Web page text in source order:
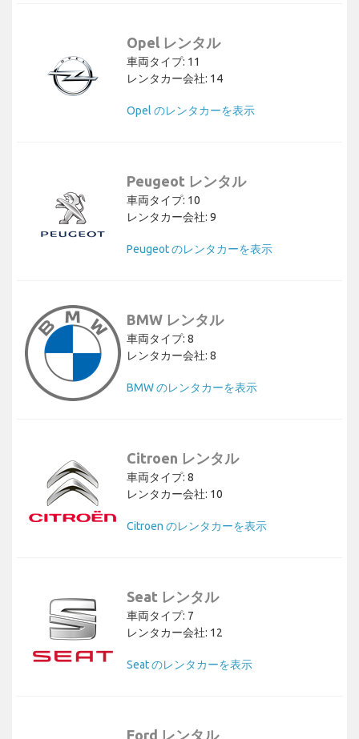
Opel レンタル
車両タイプ: 11
レンタカー会社: 14
Opel のレンタカーを表示
Peugeot レンタル
車両タイプ: 10
レンタカー会社: 9
Peugeot のレンタカーを表示
BMW レンタル
車両タイプ: 8
レンタカー会社: 8
BMW のレンタカーを表示
Citroen レンタル
車両タイプ: 8
レンタカー会社: 10
Citroen のレンタカーを表示
Seat レンタル
車両タイプ: 7
レンタカー会社: 12
Seat のレンタカーを表示
Ford レンタル